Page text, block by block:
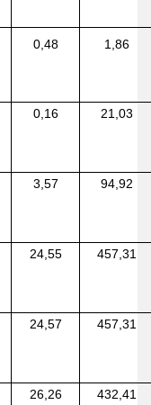
0,48 1,86
0,16 21,03
3,57 94,92
24,55 457,31
24,57 457,31
26,26 432,41